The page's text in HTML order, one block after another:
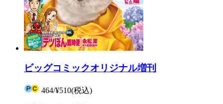
ビッグコミックオリジナル増刊
464/¥510(税込)